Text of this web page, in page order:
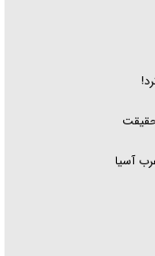
حقیقت
آسیا